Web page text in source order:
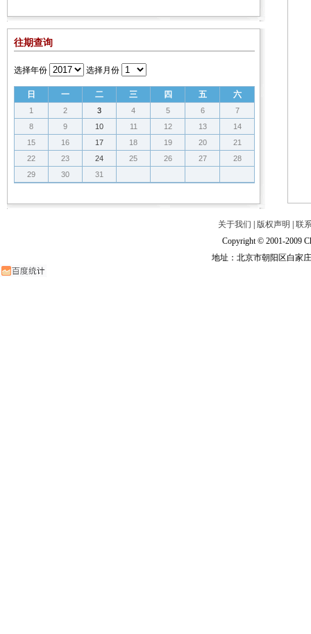
往期查询
选择年份 选择月份
日 一 二 三 四 五 六
1 2 3 4 5 6
7
8
9 10 11 12 13
14
15
16 17 18 19 20
21
22
23 24 25 26 27
28
29
30 31
关于我们 版权声明
联
Copyright © 2001-2009
地址：北京市朝阳区白家